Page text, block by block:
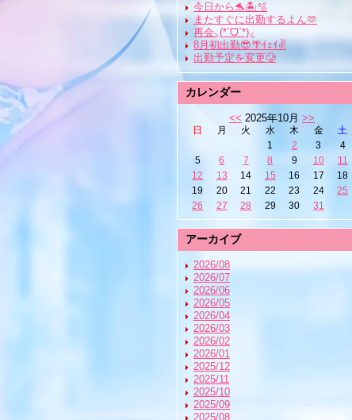
今日から🐬🏝🫧‪‪
またすぐに出勤するよん🫶
再会⸜(*ˊᗜˋ*)⸝
8月初出勤😎🌴ｲｪｲ✌️
出勤予定を変更🥲
カレンダー
<< 2025年10月 >>
日 月 火 水 木 金
土
1
2 3
4
5
6 7 8 9 10
11
12
13 14 15 16 17
18
19
20 21 22 23 24
25
26
27 28 29 30 31
アーカイブ
2026/08
2026/07
2026/06
2026/05
2026/04
2026/03
2026/02
2026/01
2025/12
2025/11
2025/10
2025/09
2025/08